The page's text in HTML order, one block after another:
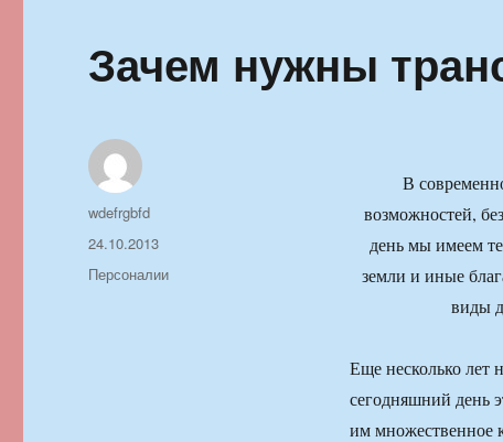
Зачем нужны
В
возможностей,
день мы имеем
земли и иные
виды
Еще несколько лет
сегодняшний день
им множественное
Автор
wdefrgbfd
Опубликовано
24.10.2013
Рубрики
Персоналии